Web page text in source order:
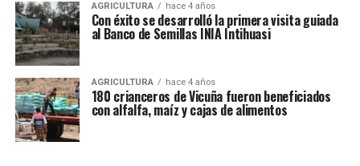
AGRICULTURA hace 4 años
Con éxito se desarrolló la primera visita guiada
al Banco de Semillas INIA Intihuasi
AGRICULTURA hace 4 años
180 crianceros de Vicuña fueron beneficiados
con alfalfa, maíz y cajas de alimentos